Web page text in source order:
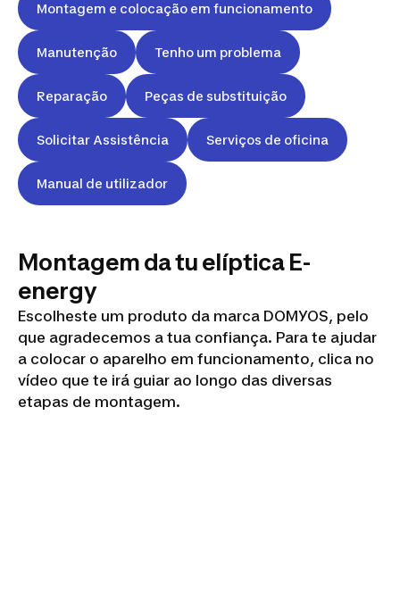
Montagem e colocação em funcionamento
Manutenção Tenho um problema
Reparação Peças de substituição
Solicitar Assistência Serviços de oficina
Manual de utilizador
Montagem da tu elíptica E-
energy
Escolheste um produto da marca DOMYOS, pelo
que agradecemos a tua confiança. Para te ajudar
a colocar o aparelho em funcionamento, clica no
vídeo que te irá guiar ao longo das diversas
etapas de montagem.